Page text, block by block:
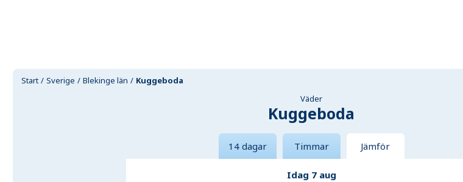
Start Sverige Blekinge län Kuggeboda
Väder
Kuggeboda
14 dagar Timmar Jämför
Idag 7 aug